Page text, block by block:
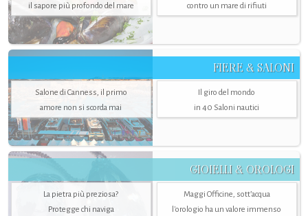
il sapore più profondo del mare
contro un mare di rifiuti
FIERE & SALONI
Salone di Canness, il primo
amore non si scorda mai
Il giro del mondo
in 40 Saloni nautici
GIOIELLI & OROLOGI
La pietra più preziosa?
Protegge chi naviga
Maggi Officine, sott’acqua
l'orologio ha un valore immenso